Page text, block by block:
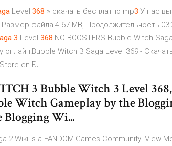
Level 368 » скачать бесплатно mp3 У нас
файла 4.67 MB, Продолжительность
3 Level 368 NO BOOSTERS Bubble Witch
онлайн!Bubble Witch 3 Saga Level 369 -
en-FJ
3 Bubble Witch 3 Level
Witch Gameplay by the
Blogging Wi...
2 Wiki is a FANDOM Games Community. View